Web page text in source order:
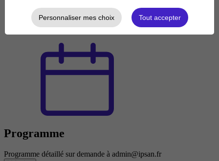
Faire connaître et valoriser cette activité auprès des acteurs de
Programme
Programme détaillé sur demande à admin@ipsan.fr
Personnaliser mes choix Tout accepter